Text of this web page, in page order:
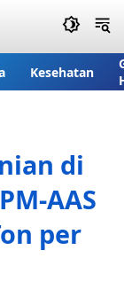
Kesehatan
di
AAS
per